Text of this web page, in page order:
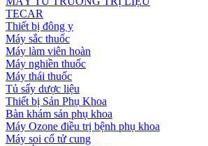
TECAR
Thiết bị đông y
Máy sắc thuốc
Máy làm viên hoàn
Máy nghiền thuốc
Máy thái thuốc
Tủ sấy dược liệu
Thiết bị Sản Phụ Khoa
Bàn khám sản phụ khoa
Máy Ozone điều trị bệnh phụ khoa
Máy soi cổ tử cung